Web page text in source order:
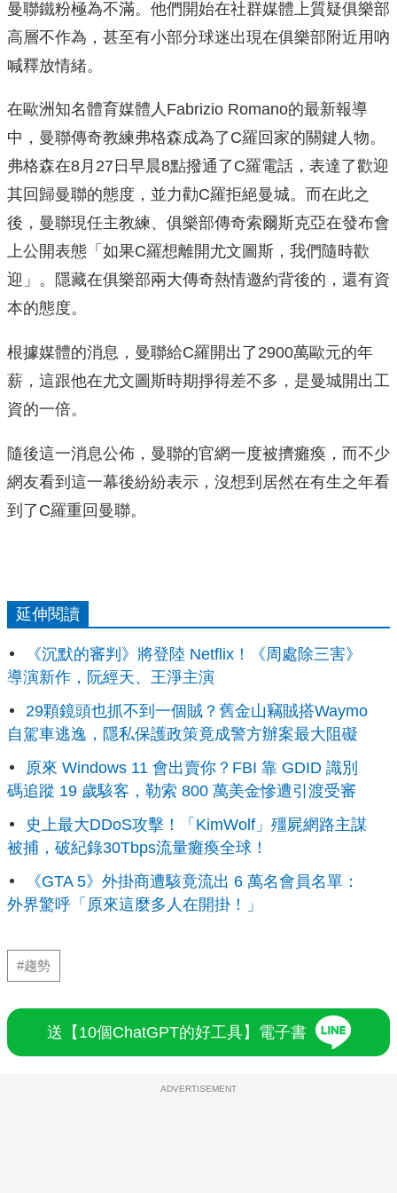
曼聯鐵粉極為不滿。他們開始在社群媒體上質疑俱樂部
高層不作為，甚至有小部分球迷出現在俱樂部附近用吶
喊釋放情緒。
在歐洲知名體育媒體人Fabrizio Romano的最新報導
中，曼聯傳奇教練弗格森成為了C羅回家的關鍵人物。
弗格森在8月27日早晨8點撥通了C羅電話，表達了歡迎
其回歸曼聯的態度，並力勸C羅拒絕曼城。而在此之
後，曼聯現任主教練、俱樂部傳奇索爾斯克亞在發布會
上公開表態「如果C羅想離開尤文圖斯，我們隨時歡
迎」。隱藏在俱樂部兩大傳奇熱情邀約背後的，還有資
本的態度。
根據媒體的消息，曼聯給C羅開出了2900萬歐元的年
薪，這跟他在尤文圖斯時期掙得差不多，是曼城開出工
資的一倍。
隨後這一消息公佈，曼聯的官網一度被擠癱瘓，而不少
網友看到這一幕後紛紛表示，沒想到居然在有生之年看
到了C羅重回曼聯。
延伸閱讀
《沉默的審判》將登陸 Netflix！《周處除三害》
導演新作，阮經天、王淨主演
29顆鏡頭也抓不到一個賊？舊金山竊賊搭Waymo
自駕車逃逸，隱私保護政策竟成警方辦案最大阻礙
原來 Windows 11 會出賣你？FBI 靠 GDID 識別
碼追蹤 19 歲駭客，勒索 800 萬美金慘遭引渡受審
史上最大DDoS攻擊！「KimWolf」殭屍網路主謀
被捕，破紀錄30Tbps流量癱瘓全球！
《GTA 5》外掛商遭駭竟流出 6 萬名會員名單：
外界驚呼「原來這麼多人在開掛！」
#趨勢
送【10個ChatGPT的好工具】電子書
ADVERTISEMENT